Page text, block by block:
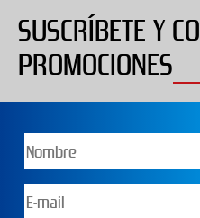
SUSCRÍBETE Y
PROMOCIONES